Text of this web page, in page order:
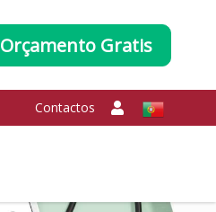
Orçamento Gratis
Contactos